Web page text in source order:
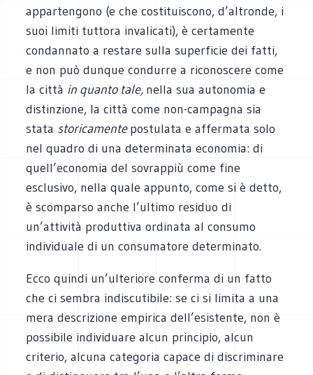
appartengono (e che costituiscono, d’altronde, i
suoi limiti tuttora invalicati), è certamente
condannato a restare sulla superficie dei fatti,
e non può dunque condurre a riconoscere come
la città in quanto tale, nella sua autonomia e
distinzione, la città come non-campagna sia
stata storicamentepostulata e affermata solo
nel quadro di una determinata economia: di
quell’economia del sovrappiù come fine
esclusivo, nella quale appunto, come si è detto,
è scomparso anche l’ultimo residuo di
un’attività produttiva ordinata al consumo
individuale di un consumatore determinato.
Ecco quindi un’ulteriore conferma di un fatto
che ci sembra indiscutibile: se ci si limita a una
mera descrizione empirica dell’esistente, non è
possibile individuare alcun principio, alcun
criterio, alcuna categoria capace di discriminare